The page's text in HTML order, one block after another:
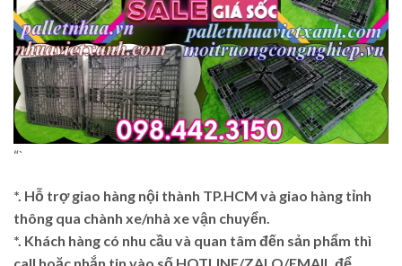
“`
*. Hỗ trợ giao hàng nội thành TP.HCM và giao hàng tỉnh
thông qua chành xe/nhà xe vận chuyển.
*. Khách hàng có nhu cầu và quan tâm đến sản phẩm thì